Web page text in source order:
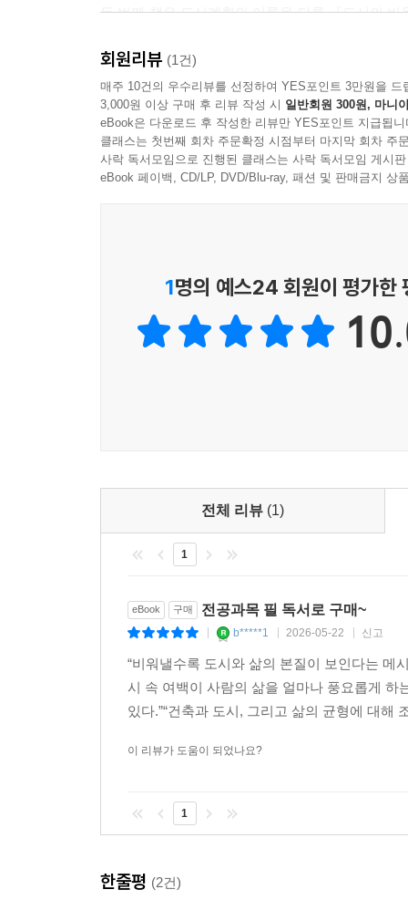
맺음말 자유를 실천하는 방법, 도시계획 ? 316
감사의 글 ? 334
참고문헌 ? 338
두 번째 책은 도시계획의 이론을 다룬 『도시의
인류 역사에서 사람들 간 교환과 상호작용이 활발
교환과 상호작용이 빈번하게 일어나는 곳이 도
이롭게 하는 잠재력을 가지고 있지만, 도시가 잘
우리가 풍요로운 삶을 꾸리면서 후손들이 좋은
중장기적인 시야도 갖추어야 한다.
오늘날 대부분의 사람이 도시에 살기 때문에, 시
회원리뷰 (1건)
매주 10건의 우수리뷰를 선정하여 YES포인트 3만원을 드
3,000원 이상 구매 후 리뷰 작성 시 일반회원 300원, 마니
eBook은 다운로드 후 작성한 리뷰만 YES포인트 지급됩니
클래스는 첫번째 회차 주문확정 시점부터 마지막 회차 주
사락 독서모임으로 진행된 클래스는 사락 독서모임 게시
eBook 페이백, CD/LP, DVD/Blu-ray, 패션 및 판매금지 상
1명의 예스24 회원이 평가한
전체 리뷰 (1)
1
eBook 구매 전공과목 필 독서로 구매~
b*****1 2026-05-22 신고
“비워낼수록 도시와 삶의 본질이 보인다는 메
시 속 여백이 사람의 삶을 얼마나 풍요롭게 하
있다.”“건축과 도시, 그리고 삶의 균형에 대해
이 리뷰가 도움이 되었나요?
1
한줄평 (2건)